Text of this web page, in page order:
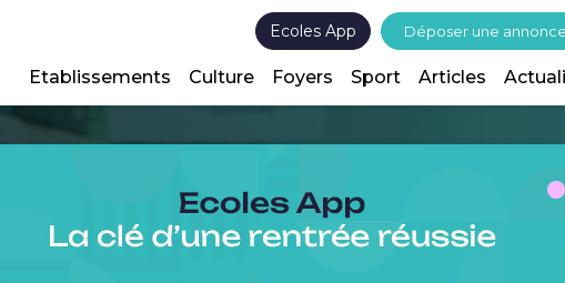
Ecoles App Déposer une annonce
Etablissements Culture Foyers Sport Articles